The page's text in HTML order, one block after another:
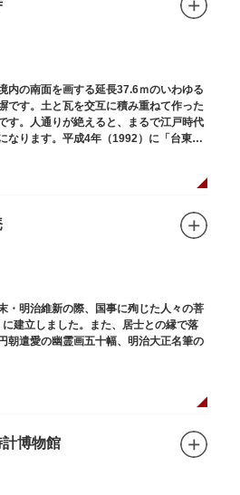
内の南面を画する延長37.6ｍのいわゆる
です。土と瓦を交互に積み重ねて作った
す。人通りが絶えると、まるで江戸時代
なります。平成4年（1992）に「台東区
・明治維新の際、国事に殉じた人々の菩
建立しました。また、居士との縁で落
朝遣愛の幽霊画五十幅、明治大正名筆の
博物館